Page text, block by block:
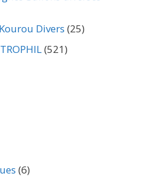
Divers (25)
(521)
(6)